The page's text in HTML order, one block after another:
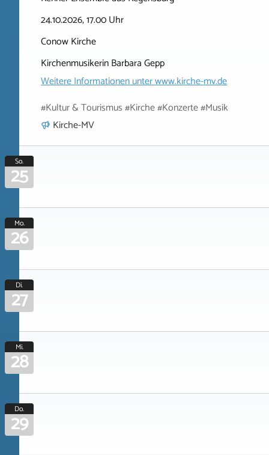
24.10.2026, 17.00 Uhr
Conow Kirche
Kirchenmusikerin Barbara Gepp
Weitere Informationen unterwww.kirche-mv.de
#Kultur & Tourismus #Kirche #Konzerte #Musik
Kirche-MV
So.
25
Mo.
26
Di.
27
Mi.
28
Do.
29